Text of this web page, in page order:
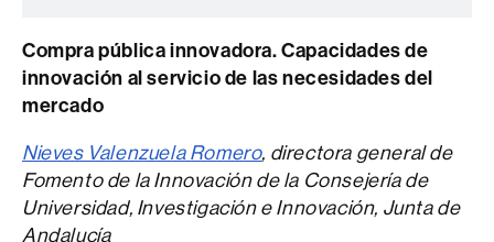
Compra pública innovadora. Capacidades de
innovación al servicio de las necesidades del
mercado
Nieves Valenzuela Romero, directora general de
Fomento de la Innovación de la Consejería de
Universidad, Investigación e Innovación, Junta de
Andalucía